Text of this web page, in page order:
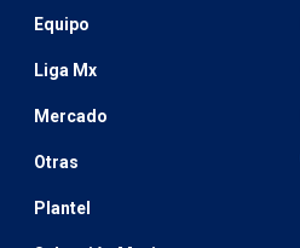
Equipo
Liga Mx
Mercado
Otras
Plantel